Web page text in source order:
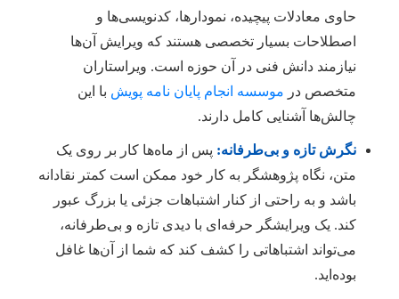
حاوی معادلات پیچیده، نمودارها، کدنویسی‌ها و
اصطلاحات بسیار تخصصی هستند که ویرایش آن‌ها
نیازمند دانش فنی در آن حوزه است. ویراستاران
متخصص در موسسه انجام پایان نامه پویشبا این
چالش‌ها آشنایی کامل دارند.
نگرش تازه و بی‌طرفانه:پس از ماه‌ها کار بر روی یک
متن، نگاه پژوهشگر به کار خود ممکن است کمتر نقادانه
باشد و به راحتی از کنار اشتباهات جزئی یا بزرگ عبور
کند. یک ویرایشگر حرفه‌ای با دیدی تازه و بی‌طرفانه،
می‌تواند اشتباهاتی را کشف کند که شما از آن‌ها غافل
بوده‌اید.